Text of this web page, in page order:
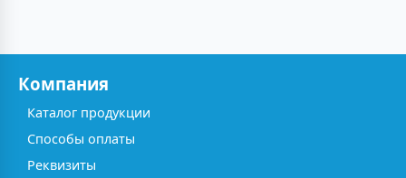
Компания
Каталог продукции
Способы оплаты
Реквизиты